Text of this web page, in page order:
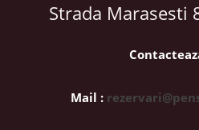
Strada Marasesti
Mail :